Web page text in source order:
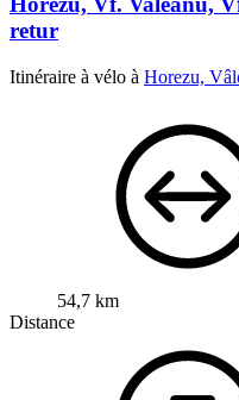
retur
Itinéraire à vélo à Horezu,
54,7 km
Distance